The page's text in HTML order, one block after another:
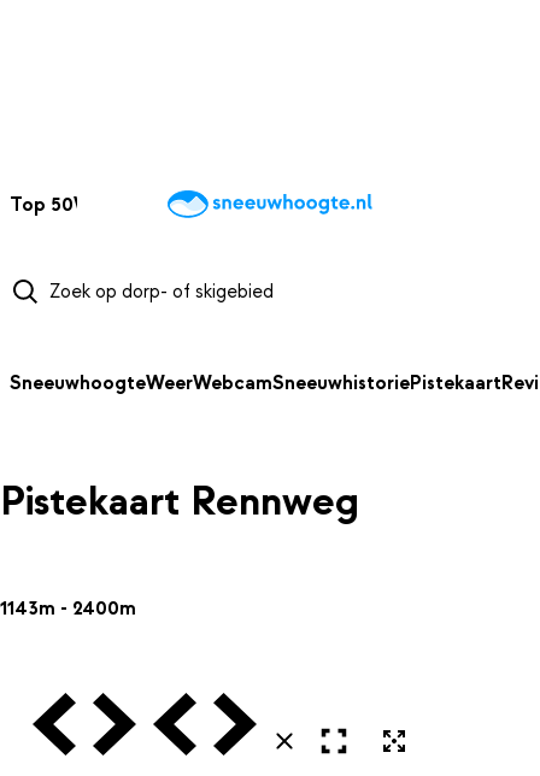
Top 50Webcams WintersportweerKaarten
SneeuwhoogteWeerWebcamSneeuwhistoriePistekaart
Pistekaart Rennweg
1143m - 2400m
Vorige VolgendeVorige Volgende
SluitenOpen in volledig scherm